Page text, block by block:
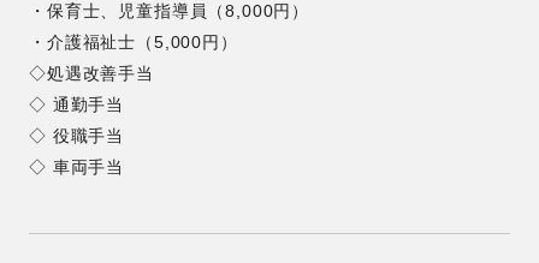
・保育士、児童指導員（8,000円）
・介護福祉士（5,000円）
◇処遇改善手当
◇ 通勤手当
◇ 役職手当
◇ 車両手当